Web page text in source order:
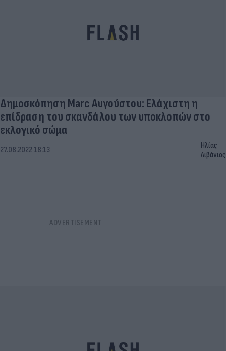
Δημοσκόπηση Marc Αυγούστου: Ελάχιστη η
επίδραση του σκανδάλου των υποκλοπών στο
εκλογικό σώμα
27.08.2022 18:13
Ηλίας
Λιβάνιος